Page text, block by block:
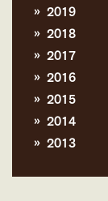
2019
2018
2017
2016
2015
2014
2013